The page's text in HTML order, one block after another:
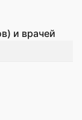
и врачей